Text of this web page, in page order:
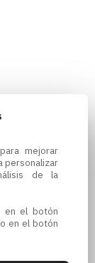
mejorar
personalizar
de la
en el botón
en el botón